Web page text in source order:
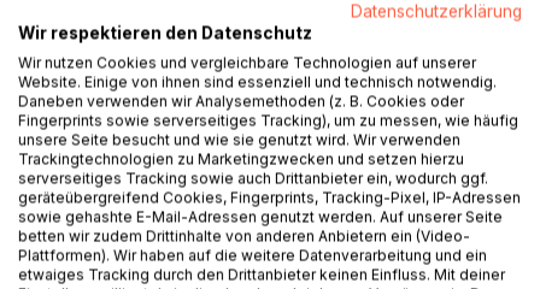
Darüber hinaus wird erklärt, was die Ursachen der Wut sind,
welche unerfüllten Bedürfnisse dahinterstecken und warum
manche Menschen mehr zu Wut neigen als andere.
Es wird aufgezeigt, warum Wut evolutionsbiologisch
durchaus Sinn macht, es wird weiter intensiv der Frage
nachgegangen, ob Wut eine gute oder schlechte
Gefühlsäußerung ist und warum unterdrückte Wut krank
machen kann.
Gehen wir also auf eine Reise in unser Inneres, um unsere
Wut zu begreifen, sie zu verstehen und Frieden mit ihr zu
schließen.
Datenschutzerklärung
Wir respektieren den Datenschutz
Wir nutzen Cookies und vergleichbare Technologien auf unserer
Website. Einige von ihnen sind essenziell und technisch notwendig.
Daneben verwenden wir Analysemethoden (z. B. Cookies oder
Fingerprints sowie serverseitiges Tracking), um zu messen, wie häufig
unsere Seite besucht und wie sie genutzt wird. Wir verwenden
Trackingtechnologien zu Marketingzwecken und setzen hierzu
serverseitiges Tracking sowie auch Drittanbieter ein, wodurch ggf.
geräteübergreifend Cookies, Fingerprints, Tracking-Pixel, IP-Adressen
sowie gehashte E-Mail-Adressen genutzt werden. Auf unserer Seite
betten wir zudem Drittinhalte von anderen Anbietern ein (Video-
Plattformen). Wir haben auf die weitere Datenverarbeitung und ein
etwaiges Tracking durch den Drittanbieter keinen Einfluss. Mit deiner